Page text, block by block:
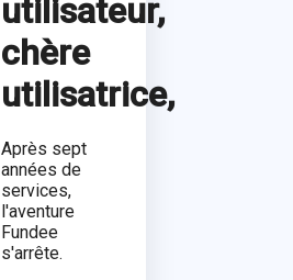
utilisateur,
chère
utilisatrice,
Après sept
années de
services,
l'aventure
Fundee
s'arrête.